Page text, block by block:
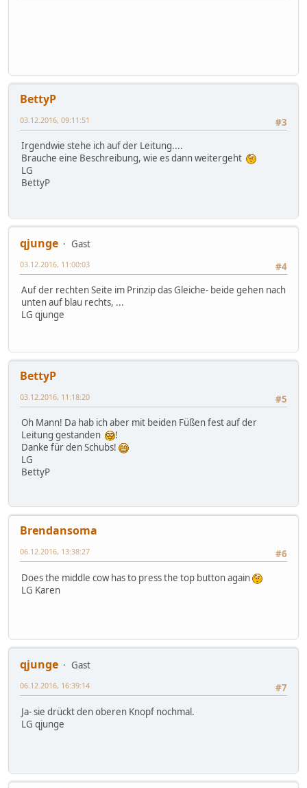
BettyP
#3
03.12.2016, 09:11:51
Irgendwie stehe ich auf der Leitung....
Brauche eine Beschreibung, wie es dann weitergeht
LG
BettyP
qjunge
Gast
#4
03.12.2016, 11:00:03
Auf der rechten Seite im Prinzip das Gleiche- beide gehen nach
unten auf blau rechts, ...
LG qjunge
BettyP
#5
03.12.2016, 11:18:20
Oh Mann! Da hab ich aber mit beiden Füßen fest auf der
Leitung gestanden
!
Danke für den Schubs!
LG
BettyP
Brendansoma
#6
06.12.2016, 13:38:27
Does the middle cow has to press the top button again
LG Karen
qjunge
Gast
#7
06.12.2016, 16:39:14
Ja- sie drückt den oberen Knopf nochmal.
LG qjunge